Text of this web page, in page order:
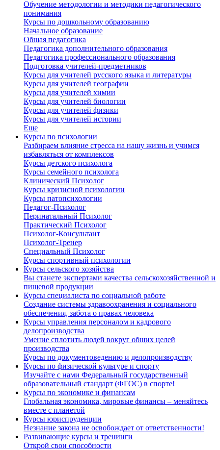
Обучение методологии и методики педагогического
понимания
Курсы по дошкольному образованию
Начальное образование
Общая педагогика
Педагогика дополнительного образования
Педагогика профессионального образования
Подготовка учителей-предметников
Курсы для учителей русского языка и литературы
Курсы для учителей географии
Курсы для учителей химии
Курсы для учителей биологии
Курсы для учителей физики
Курсы для учителей истории
Еще
Курсы по психологии
Разбираем влияние стресса на нашу жизнь и учимся
избавляться от комплексов
Курсы детского психолога
Курсы семейного психолога
Клинический Психолог
Курсы кризисной психологии
Курсы патопсихологии
Педагог-Психолог
Перинатальный Психолог
Практический Психолог
Психолог-Консультант
Психолог-Тренер
Специальный Психолог
Курсы спортивный психологии
Курсы сельского хозяйства
Вы станете экспертами качества сельскохозяйственной и
пищевой продукции
Курсы специалиста по социальной работе
Создание системы здравоохранения и социального
обеспечения, забота о правах человека
Курсы управления персоналом и кадрового
делопроизводства
Умение сплотить людей вокруг общих целей
производства
Курсы по документоведению и делопроизводству
Курсы по физической культуре и спорту
Изучайте с нами Федеральный государственный
образовательный стандарт (ФГОС) в спорте!
Курсы по экономике и финансам
Глобальная экономика, мировые финансы – меняйтесь
вместе с планетой
Курсы юриспруденции
Незнание закона не освобождает от ответственности!
Развивающие курсы и тренинги
Открой свои способности